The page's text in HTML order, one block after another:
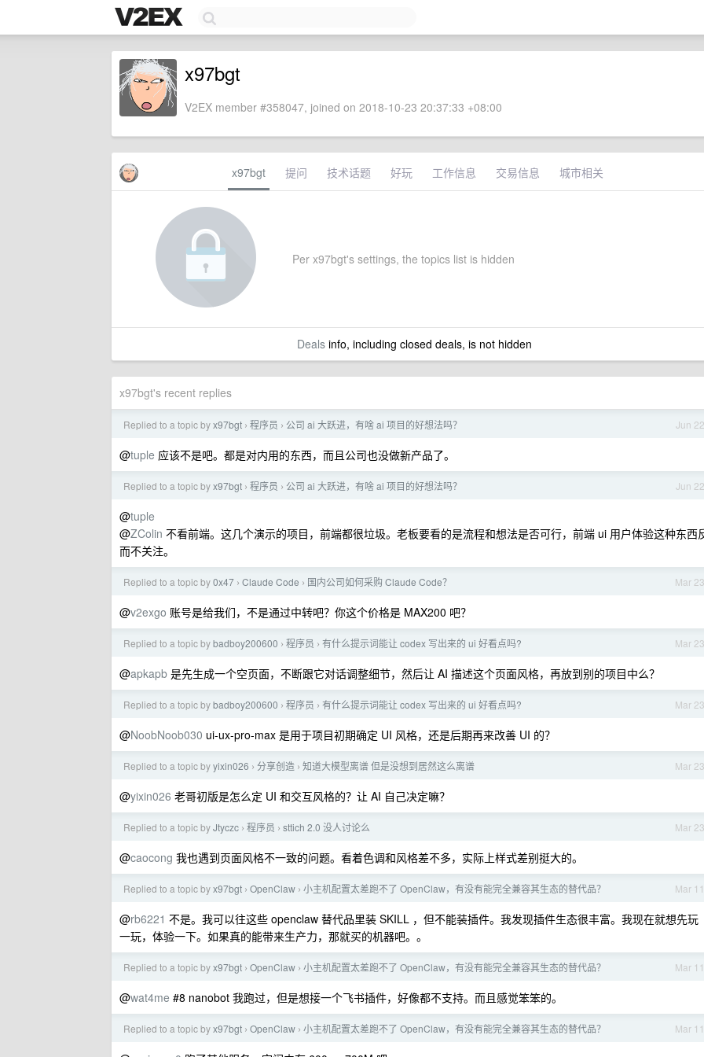
x97bgt
V2EX member #358047, joined on 2018-10-23 20:37:33 +08:00
x97bgt 提问 技术话题 好玩 工作信息 交易信息 城市相关
Per x97bgt's settings, the topics list is hidden
Dealsinfo, including closed deals, is not hidden
x97bgt's recent replies
Jun 22
Replied to a topic byx97bgt › 程序员 › 公司 ai 大跃进，有啥 ai 项目的好想法吗？
@tuple 应该不是吧。都是对内用的东西，而且公司也没做新产品了。
Jun 22
Replied to a topic byx97bgt › 程序员 › 公司 ai 大跃进，有啥 ai 项目的好想法吗？
@tuple
@ZColin 不看前端。这几个演示的项目，前端都很垃圾。老板要看的是流程和想法是否可行，前端 ui 用户体验这种东西
而不关注。
Mar 23
Replied to a topic by0x47 › Claude Code › 国内公司如何采购 Claude Code？
@v2exgo 账号是给我们，不是通过中转吧？你这个价格是 MAX200 吧？
Mar 23
Replied to a topic bybadboy200600 › 程序员 › 有什么提示词能让 codex 写出来的 ui 好看点吗?
@apkapb 是先生成一个空页面，不断跟它对话调整细节，然后让 AI 描述这个页面风格，再放到别的项目中么？
Mar 23
Replied to a topic bybadboy200600 › 程序员 › 有什么提示词能让 codex 写出来的 ui 好看点吗?
@NoobNoob030 ui-ux-pro-max 是用于项目初期确定 UI 风格，还是后期再来改善 UI 的？
Mar 23
Replied to a topic byyixin026 › 分享创造 › 知道大模型离谱 但是没想到居然这么离谱
@yixin026 老哥初版是怎么定 UI 和交互风格的？让 AI 自己决定嘛？
Mar 23
Replied to a topic byJtyczc › 程序员 › sttich 2.0 没人讨论么
@caocong 我也遇到页面风格不一致的问题。看着色调和风格差不多，实际上样式差别挺大的。
Mar 11
Replied to a topic byx97bgt › OpenClaw › 小主机配置太差跑不了 OpenClaw，有没有能完全兼容其生态的替代品？
@rb6221 不是。我可以往这些 openclaw 替代品里装 SKILL ，但不能装插件。我发现插件生态很丰富。我现在就想先玩
一玩，体验一下。如果真的能带来生产力，那就买的机器吧。。
Mar 11
Replied to a topic byx97bgt › OpenClaw › 小主机配置太差跑不了 OpenClaw，有没有能完全兼容其生态的替代品？
@wat4me #8 nanobot 我跑过，但是想接一个飞书插件，好像都不支持。而且感觉笨笨的。
Mar 11
Replied to a topic byx97bgt › OpenClaw › 小主机配置太差跑不了 OpenClaw，有没有能完全兼容其生态的替代品？